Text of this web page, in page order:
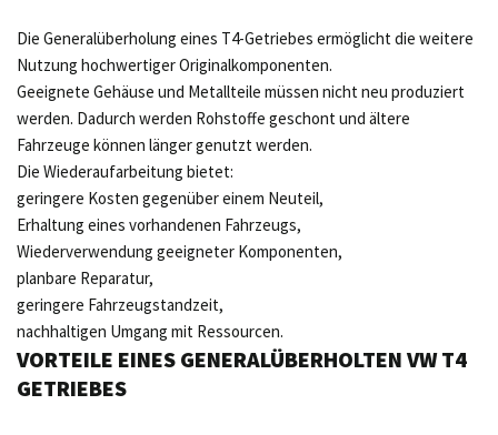
Die Generalüberholung eines T4-Getriebes ermöglicht die weitere
Nutzung hochwertiger Originalkomponenten.
Geeignete Gehäuse und Metallteile müssen nicht neu produziert
werden. Dadurch werden Rohstoffe geschont und ältere
Fahrzeuge können länger genutzt werden.
Die Wiederaufarbeitung bietet:
geringere Kosten gegenüber einem Neuteil,
Erhaltung eines vorhandenen Fahrzeugs,
Wiederverwendung geeigneter Komponenten,
planbare Reparatur,
geringere Fahrzeugstandzeit,
nachhaltigen Umgang mit Ressourcen.
VORTEILE EINES GENERALÜBERHOLTEN VW T4
GETRIEBES